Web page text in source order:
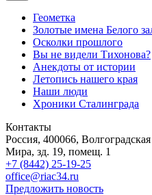
Геометка
Золотые имена Белого
Осколки прошлого
Вы не видели Тихонова?
Анекдоты от истории
Летопись нашего края
Наши люди
Хроники Сталинграда
Контакты
Россия, 400066,
Мира, зд. 19, помещ. 1
+7 (8442) 25-19-25
office@riac34.ru
Предложить новость